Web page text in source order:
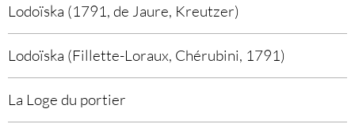
Lodoïska (1791, de Jaure, Kreutzer)
Lodoïska (Fillette-Loraux, Chérubini, 1791)
La Loge du portier